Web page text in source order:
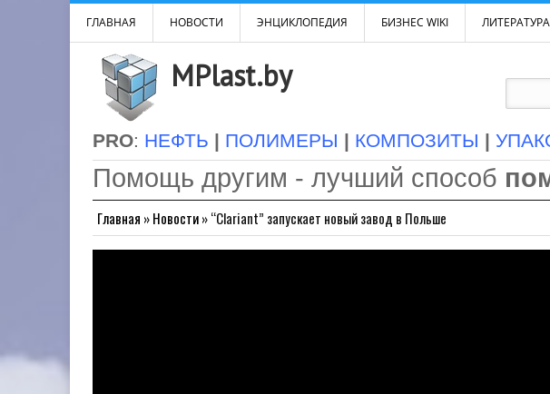
ГЛАВНАЯ НОВОСТИ ЭНЦИКЛОПЕДИЯ БИЗНЕС WIKI ЛИТЕРАТУРА
MPlast.by
PRO: НЕФТЬ | ПОЛИМЕРЫ | КОМПОЗИТЫ |
Помощь другим - лучший способ
Главная »Новости»“Clariant” запускает новый завод в Польше